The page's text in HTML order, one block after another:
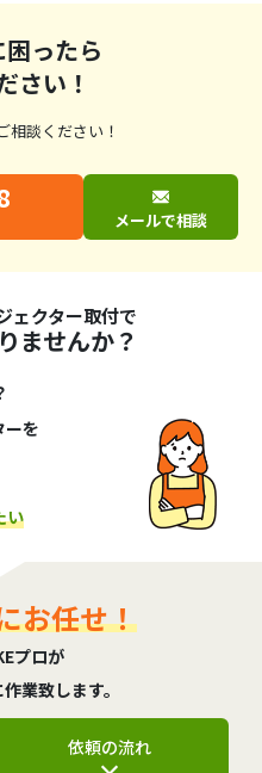
ったら
さい！
相談ください！
メールで相談
ェクター取付で
ませんか？
ーを
い
お任せ！
プロが
業致します。
依頼の流れ